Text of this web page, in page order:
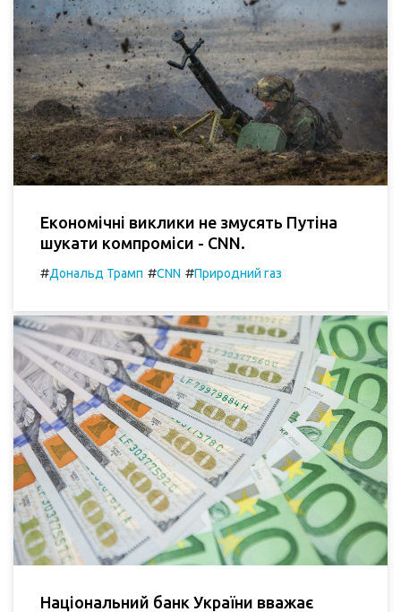
Економічні виклики не змусять Путіна
шукати компроміси - CNN.
#Дональд Трамп #CNN #Природний газ
Національний банк України вважає